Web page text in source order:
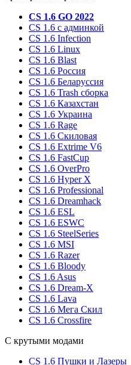
CS 1.6 GO 2022
CS 1.6 с админкой
CS 1.6 Infection
CS 1.6 Linux
CS 1.6 Blast
CS 1.6 Россия
CS 1.6 Беларуссия
CS 1.6 Trash сборка
CS 1.6 Казахстан
CS 1.6 Украина
CS 1.6 Rage
CS 1.6 Скиловая
CS 1.6 Extrime V6
CS 1.6 FastCup
CS 1.6 OverPro
CS 1.6 Hyper X
CS 1.6 Professional
CS 1.6 Dreamhack
CS 1.6 ESL
CS 1.6 ESWC
CS 1.6 SteelSeries
CS 1.6 MSI
CS 1.6 Razer
CS 1.6 Bloody
CS 1.6 Asus
CS 1.6 Dream-X
CS 1.6 Lava
CS 1.6 Мега Скил
CS 1.6 Crossfire
С крутыми модами
CS 1.6 Пушки и Лазеры